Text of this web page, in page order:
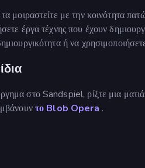
μοιραστείτε με την κοινότητα
έργα τέχνης που έχουν
ή να
στο Sandspiel, ρίξτε μια
το Blob Opera .